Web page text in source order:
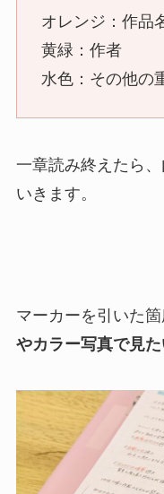
オレンジ：作品
黄緑：作者
水色：その他の
一章読み終えたら
いきます。
マーカーを引いた箇
やカラー写真で見